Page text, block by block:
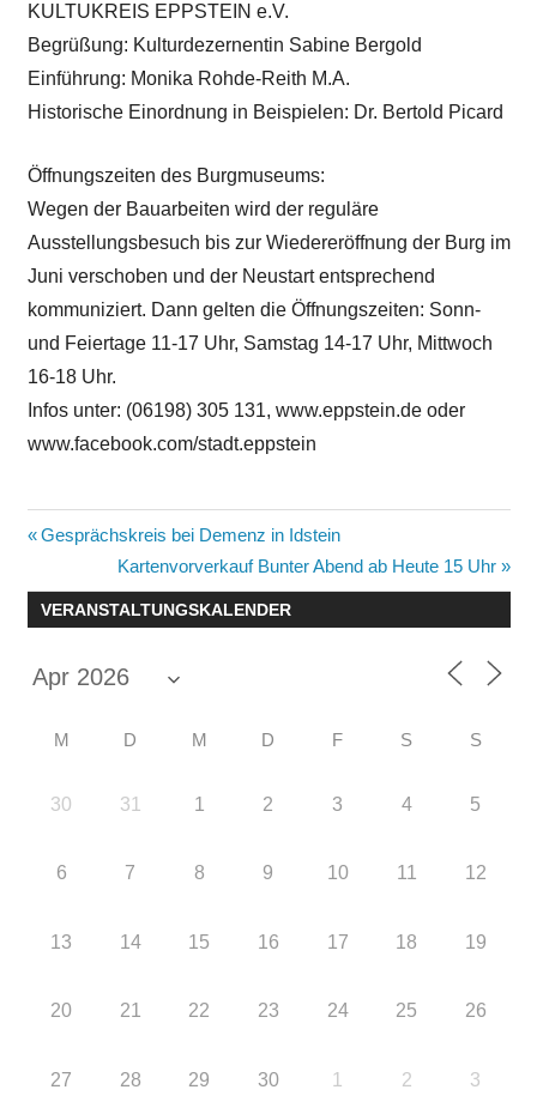
KULTUKREIS EPPSTEIN e.V.
Begrüßung: Kulturdezernentin Sabine Bergold
Einführung: Monika Rohde-Reith M.A.
Historische Einordnung in Beispielen: Dr. Bertold Picard
Öffnungszeiten des Burgmuseums:
Wegen der Bauarbeiten wird der reguläre
Ausstellungsbesuch bis zur Wiedereröffnung der Burg im
Juni verschoben und der Neustart entsprechend
kommuniziert. Dann gelten die Öffnungszeiten: Sonn-
und Feiertage 11-17 Uhr, Samstag 14-17 Uhr, Mittwoch
16-18 Uhr.
Infos unter: (06198) 305 131, www.eppstein.de oder
www.facebook.com/stadt.eppstein
Beitragsnavigation
Vorheriger
Gesprächskreis bei Demenz in Idstein
Nächster
Beitrag:
Kartenvorverkauf Bunter Abend ab Heute 15 Uhr
VERANSTALTUNGSKALENDER
M D M D F S S
30 31 1 2 3 4 5
6 7 8 9 10 11 12
13 14 15 16 17 18 19
20 21 22 23 24 25 26
27 28 29 30 1 2 3